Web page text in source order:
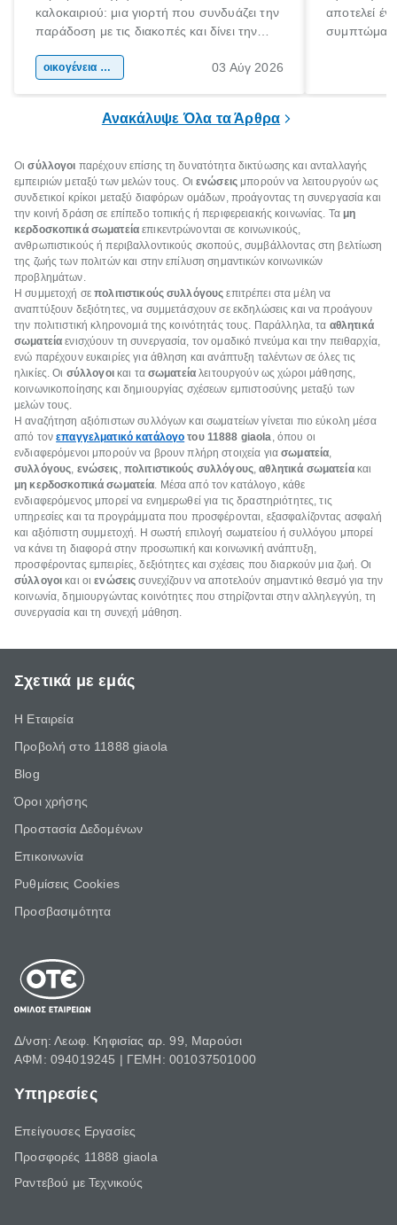
καλοκαιριού: μια γιορτή που συνδυάζει την
παράδοση με τις διακοπές και δίνει την
χώρας. Είτε πρόκειται για λίγες μέρες
οικογένεια & παιδί 03 Αύγ 2026
αποτελεί
Ανακάλυψε Όλα τα Άρθρα
Οισύλλογοι παρέχουν επίσης τη δυνατότητα δικτύωσης και ανταλλαγής
εμπειριών μεταξύ των μελών τους. Οιενώσεις μπορούν να λειτουργούν ως
συνδετικοί κρίκοι μεταξύ διαφόρων ομάδων, προάγοντας τη συνεργασία και
την κοινή δράση σε επίπεδο τοπικής ή περιφερειακής κοινωνίας. Τα μη
κερδοσκοπικά σωματείαεπικεντρώνονται σε κοινωνικούς,
ανθρωπιστικούς ή περιβαλλοντικούς σκοπούς, συμβάλλοντας στη βελτίωση
της ζωής των πολιτών και στην επίλυση σημαντικών κοινωνικών
προβλημάτων.
Η συμμετοχή σεπολιτιστικούς συλλόγους επιτρέπει στα μέλη να
αναπτύξουν δεξιότητες, να συμμετάσχουν σε εκδηλώσεις και να προάγουν
την πολιτιστική κληρονομιά της κοινότητάς τους. Παράλληλα, τα αθλητικά
σωματεία ενισχύουν τη συνεργασία, τον ομαδικό πνεύμα και την πειθαρχία,
ενώ παρέχουν ευκαιρίες για άθληση και ανάπτυξη ταλέντων σε όλες τις
ηλικίες. Οι σύλλογοικαι τα σωματεία λειτουργούν ως χώροι μάθησης,
κοινωνικοποίησης και δημιουργίας σχέσεων εμπιστοσύνης μεταξύ των
μελών τους.
Η αναζήτηση αξιόπιστων συλλόγων και σωματείων γίνεται πιο εύκολη μέσα
από τονεπαγγελματικό κατάλογο του 11888 giaola, όπου οι
ενδιαφερόμενοι μπορούν να βρουν πλήρη στοιχεία γιασωματεία,
συλλόγους, ενώσεις, πολιτιστικούς συλλόγους,αθλητικά σωματείακαι
μη κερδοσκοπικά σωματεία. Μέσα από τον κατάλογο, κάθε
ενδιαφερόμενος μπορεί να ενημερωθεί για τις δραστηριότητες, τις
υπηρεσίες και τα προγράμματα που προσφέρονται, εξασφαλίζοντας ασφαλή
και αξιόπιστη συμμετοχή. Η σωστή επιλογή σωματείου ή συλλόγου μπορεί
να κάνει τη διαφορά στην προσωπική και κοινωνική ανάπτυξη,
προσφέροντας εμπειρίες, δεξιότητες και σχέσεις που διαρκούν μια ζωή. Οι
σύλλογοι και οιενώσεις συνεχίζουν να αποτελούν σημαντικό θεσμό για την
κοινωνία, δημιουργώντας κοινότητες που στηρίζονται στην αλληλεγγύη, τη
συνεργασία και τη συνεχή μάθηση.
Σχετικά με εμάς
Η Εταιρεία
Προβολή στο 11888 giaola
Blog
Όροι χρήσης
Προστασία Δεδομένων
Επικοινωνία
Ρυθμίσεις Cookies
Προσβασιμότητα
Δ/νση: Λεωφ. Κηφισίας αρ. 99, Μαρούσι
ΑΦΜ: 094019245 | ΓΕΜΗ: 001037501000
Υπηρεσίες
Επείγουσες Εργασίες
Προσφορές 11888 giaola
Ραντεβού με Τεχνικούς